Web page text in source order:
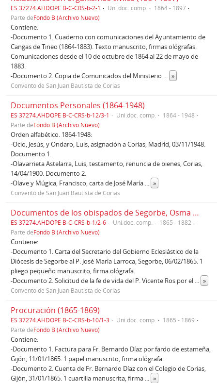
ES 37274.AHDOPE B-C-CRS-b-2-1 Uni.doc. comp.
1864 - 1897
Parte deFondo B (Archivo Nuevo)
Contiene:
-Documento 1. Cuaderno con comunicaciones del Ayuntamiento de
Cangas de Tineo (1864-1883). Texto manuscrito, firmas ológrafas.
Comunicaciones desde el 10 de octubre de 1864 al 22 de mayo de
1883.
-Documento 2. Copia de Comunicados del Ministerio ... »
Convento de San Juan Bautista de Corias
Documentos Personales (1864-1948)
ES 37274.AHDOPE B-C-CRS-b-12/3-1 Uni.doc. comp.
1864 - 1948
Parte deFondo B (Archivo Nuevo)
Orden alfabético. 1864-1948:
-Ocio, Jesús, y Ondaro, Luis, asignación a Corias, Madrid, 03/11/1948.
Documento 1.
-Olavarrieta Astelarra, Luis, testamento, renuncia de bienes, Corias,
14/04/1900. Documento 2.
-Olave y Múgica, Francisco, carta de José María ... »
Convento de San Juan Bautista de Corias
Documentos de los obispados de Segorbe, Osma y Valaldolid (1865-1882)
ES 37274.AHDOPE B-C-CRS-b-1/2-6 Uni.doc. comp.
1865 - 1882
Parte deFondo B (Archivo Nuevo)
Contiene:
-Documento 1. Carta del Secretario del Gobierno Eclesiástico de la
Diócesis de Segorbe al P. José María Larroca, Segorbe, 06/02/1865. 1
pliego pequeño manuscrito, firma ológrafa.
-Documento 2. Solicitud de la fe de vida del P. Vicente Ros por el ... »
Convento de San Juan Bautista de Corias
Procuración (1865-1869)
ES 37274.AHDOPE B-C-CRS-b-10/1-3 Uni.doc. comp.
1865 - 1869
Parte deFondo B (Archivo Nuevo)
Contiene:
-Documento 1. Factura para Fr. Bernardo Díaz por fardo de estameña,
Gijón, 11/01/1865. 1 papel manuscrito, firma ológrafa.
-Documento 2. Cuenta de Fr. Bernardo Díaz con el Colegio de Corias,
Gijón, 31/01/1865. 1 cuartilla manuscrita, firma ... »